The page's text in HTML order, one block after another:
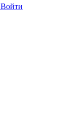
Войти